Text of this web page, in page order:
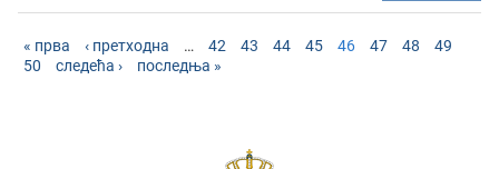
« прва ‹ претходна … 42 43 44 45 46 47 48
49
50
следећа › последња »